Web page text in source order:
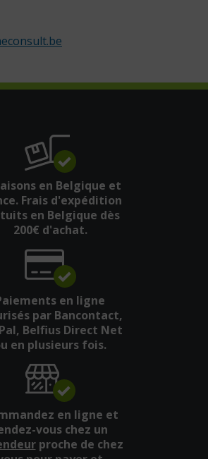
en Belgique et
Frais d'expédition
en Belgique dès
200€ d'achat.
en ligne
par Bancontact,
Belfius Direct Net
en plusieurs fois.
en ligne et
vous chez un
proche de chez